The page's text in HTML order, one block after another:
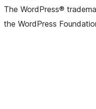
The WordPress®
the WordPress